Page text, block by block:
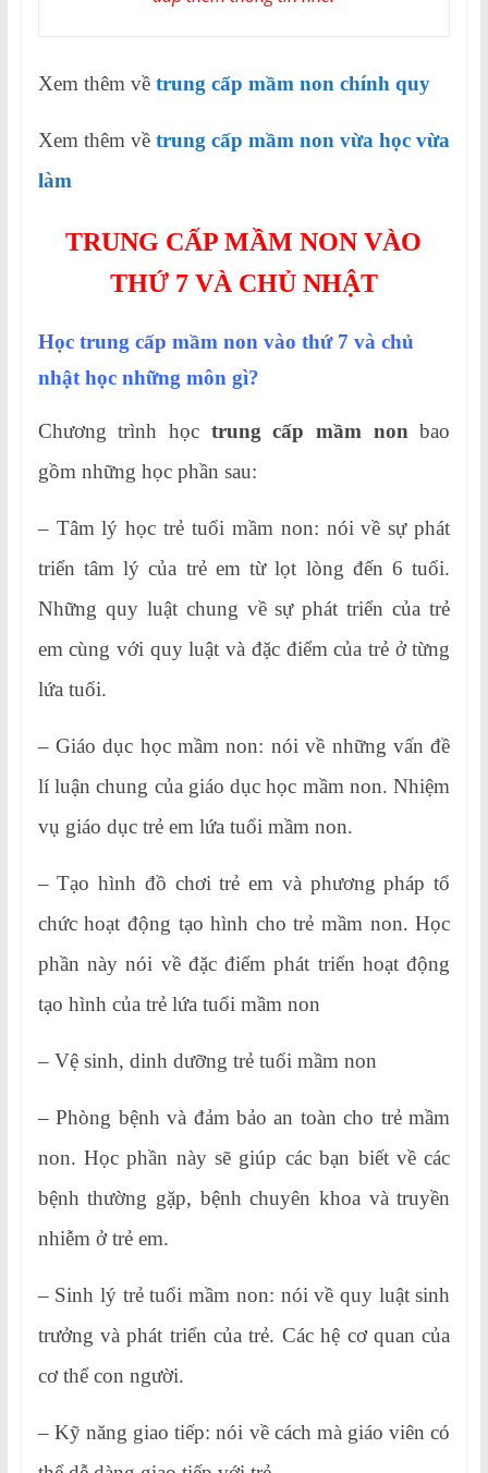
Xem thêm về trung cấp mầm non chính quy
Xem thêm về trung cấp mầm non vừa học vừa
làm
TRUNG CẤP MẦM NON VÀO
THỨ 7 VÀ CHỦ NHẬT
Học trung cấp mầm non vào thứ 7 và chủ
nhật học những môn gì?
Chương trình học trung cấp mầm nonbao
gồm những học phần sau:
– Tâm lý học trẻ tuổi mầm non: nói về sự phát
triển tâm lý của trẻ em từ lọt lòng đến 6 tuổi.
Những quy luật chung về sự phát triển của trẻ
em cùng với quy luật và đặc điểm của trẻ ở từng
lứa tuổi.
– Giáo dục học mầm non: nói về những vấn đề
lí luận chung của giáo dục học mầm non. Nhiệm
vụ giáo dục trẻ em lứa tuổi mầm non.
– Tạo hình đồ chơi trẻ em và phương pháp tổ
chức hoạt động tạo hình cho trẻ mầm non. Học
phần này nói về đặc điểm phát triển hoạt động
tạo hình của trẻ lứa tuổi mầm non
– Vệ sinh, dinh dưỡng trẻ tuổi mầm non
– Phòng bệnh và đảm bảo an toàn cho trẻ mầm
non. Học phần này sẽ giúp các bạn biết về các
bệnh thường gặp, bệnh chuyên khoa và truyền
nhiễm ở trẻ em.
– Sinh lý trẻ tuổi mầm non: nói về quy luật sinh
trưởng và phát triển của trẻ. Các hệ cơ quan của
cơ thể con người.
– Kỹ năng giao tiếp: nói về cách mà giáo viên có